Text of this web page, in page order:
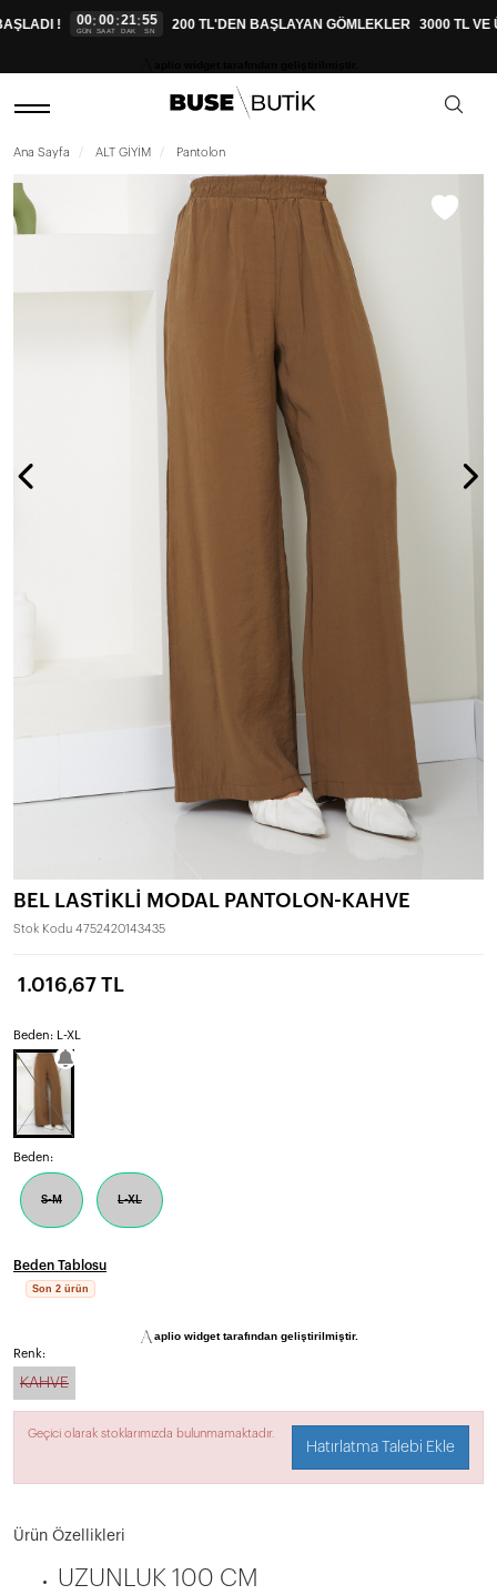
! 00
GÜN
:00
SAAT
:21
DAK
:54
SN 200 TL'DEN BAŞLAYAN GÖMLEKLER 3000 TL VE
Ana Sayfa ALT GİYİM Pantolon
BEL LASTİKLİ MODAL PANTOLON-KAHVE
Stok Kodu 4752420143435
1.016,67 TL
Beden: L-XL
Beden:
S-M L-XL
Beden Tablosu
Son 2 ürün
aplio widget tarafından geliştirilmiştir.
Renk:
KAHVE
Geçici olarak stoklarımızda bulunmamaktadır.
Hatırlatma Talebi Ekle
Ürün Özellikleri
UZUNLUK 100 CM